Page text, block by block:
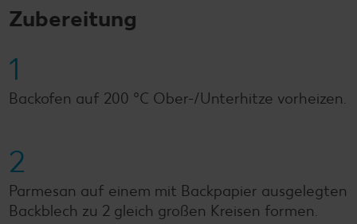
Zubereitung
1
Backofen auf 200 °C Ober-/Unterhitze vorheizen.
2
Parmesan auf einem mit Backpapier ausgelegten
Backblech zu 2 gleich großen Kreisen formen.